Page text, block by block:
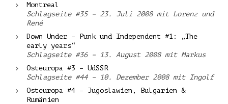
Montreal
Schlagseite #35 – 23. Juli 2008 mit Lorenz und
René
Down Under – Punk und Independent #1: „The
early years“
Schlagseite #36 – 13. August 2008 mit Markus
Osteuropa #3 – UdSSR
Schlagseite #44 – 10. Dezember 2008 mit Ingolf
Osteuropa #4 – Jugoslawien, Bulgarien &
Rumänien